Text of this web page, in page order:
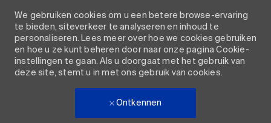
We gebruiken cookies om u een betere browse-ervaring
te bieden, siteverkeer te analyseren en inhoud te
personaliseren. Lees meer over hoe we cookies gebruiken
en hoe u ze kunt beheren door naar onze pagina Cookie-
instellingen te gaan. Als u doorgaat met het gebruik van
deze site, stemt u in met ons gebruik van cookies.
Ontkennen